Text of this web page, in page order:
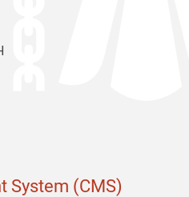
System (CMS)